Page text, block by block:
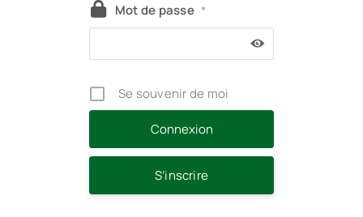
Mot de passe *
Se souvenir de moi
S’inscrire